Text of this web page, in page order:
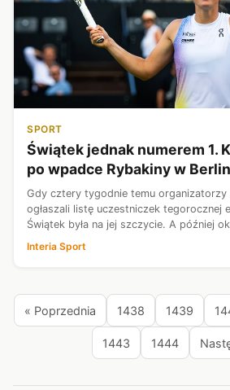
SPORT
Świątek jednak numerem 1.
po wpadce Rybakiny w
Gdy cztery tygodnie temu organizatorzy
ogłaszali listę uczestniczek tegorocznej
Świątek była na jej szczycie. A później
zostanie jednak rozstawiona z "1". Z
listy wyst...
Interia Sport
« Poprzednia 1438 1439
1443 1444